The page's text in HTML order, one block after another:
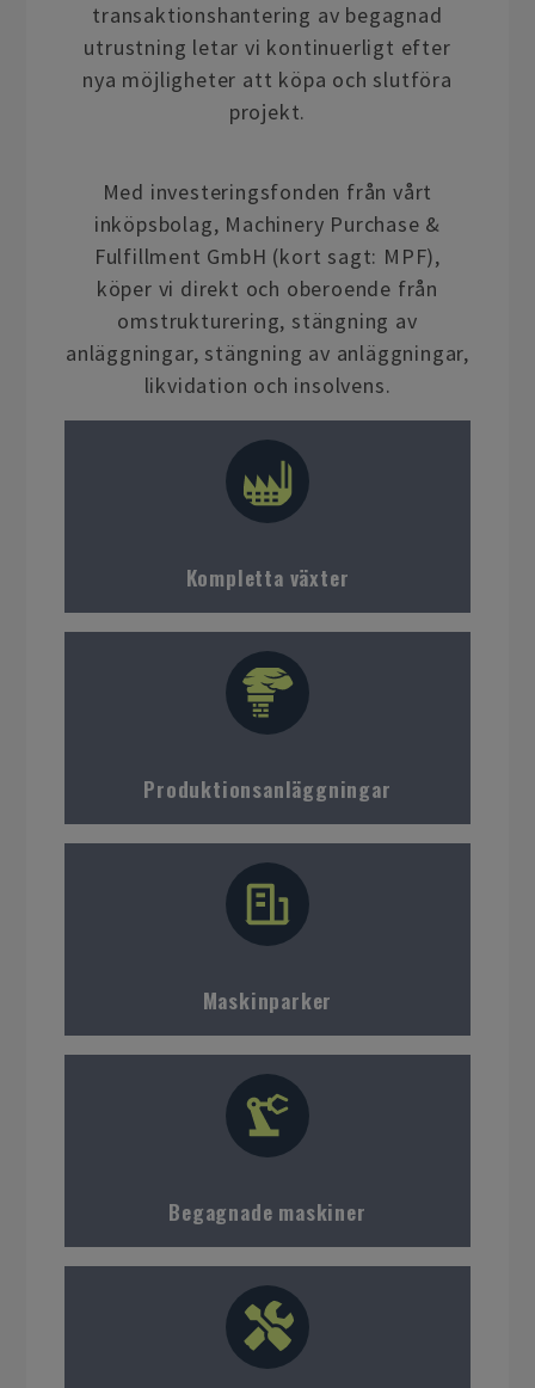
transaktionshantering av begagnad
utrustning letar vi kontinuerligt efter
nya möjligheter att köpa och slutföra
projekt.
Med investeringsfonden från vårt
inköpsbolag, Machinery Purchase &
Fulfillment GmbH (kort sagt: MPF),
köper vi direkt och oberoende från
omstrukturering, stängning av
anläggningar, stängning av anläggningar,
likvidation och insolvens.
Kompletta växter
Produktionsanläggningar
Maskinparker
Begagnade maskiner